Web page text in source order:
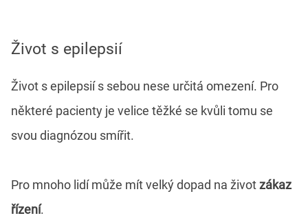
Život s epilepsií
Život s epilepsií s sebou nese určitá omezení. Pro
některé pacienty je velice těžké se kvůli tomu se
svou diagnózou smířit.
Pro mnoho lidí může mít velký dopad na životzákaz
řízení.